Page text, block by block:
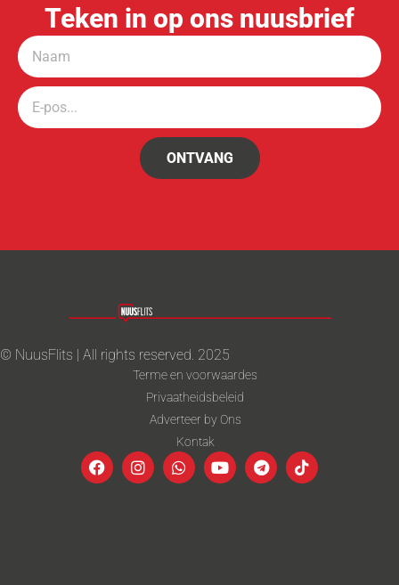
Teken in op ons nuusbrief
ONTVANG
© NuusFlits | All rights reserved. 2025
Terme en voorwaardes
Privaatheidsbeleid
Adverteer by Ons
Kontak